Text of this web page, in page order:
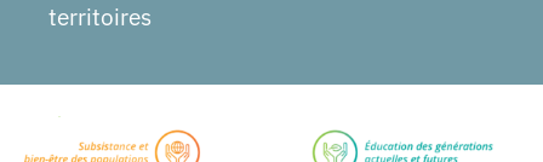
territoires